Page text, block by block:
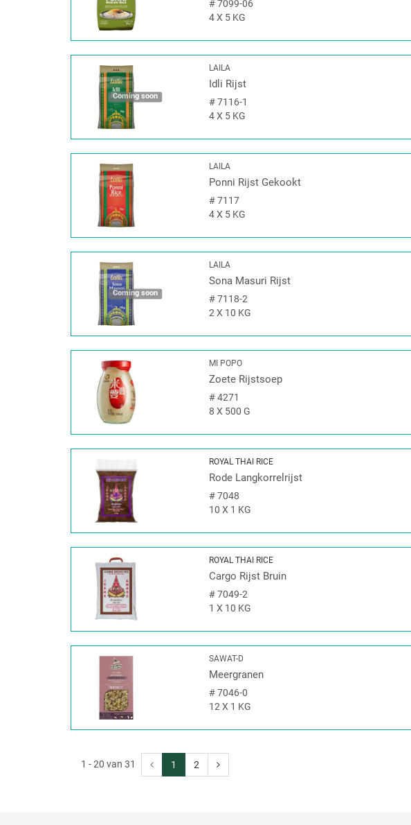
#7099-06
4 X 5 KG
Coming soon
LAILA
Idli Rijst
#7116-1
4 X 5 KG
LAILA
Ponni Rijst Gekookt
#7117
4 X 5 KG
Coming soon
LAILA
Sona Masuri Rijst
#7118-2
2 X 10 KG
MI POPO
Zoete Rijstsoep
#4271
8 X 500 G
ROYAL THAI RICE
Rode Langkorrelrijst
#7048
10 X 1 KG
ROYAL THAI RICE
Cargo Rijst Bruin
#7049-2
1 X 10 KG
SAWAT-D
Meergranen
#7046-0
12 X 1 KG
1 - 20 van 31 1 2